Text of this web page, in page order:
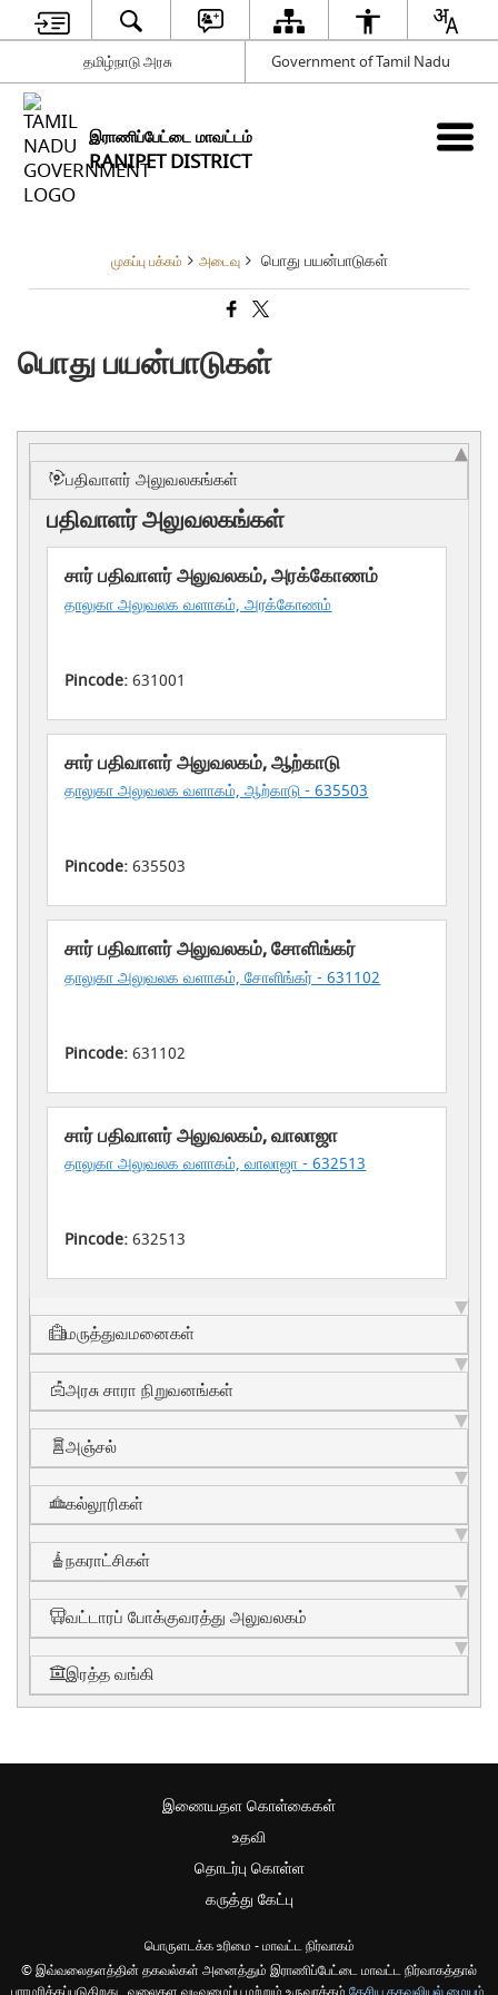
தமிழ்நாடு அரசு Government of Tamil Nadu
இராணிப்பேட்டை மாவட்டம்
RANIPET DISTRICT
முகப்பு பக்கம் அடைவு பொது பயன்பாடுகள்
பொது பயன்பாடுகள்
பதிவாளர் அலுவலகங்கள்
பதிவாளர் அலுவலகங்கள்
சார் பதிவாளர் அலுவலகம், அரக்கோணம்
தாலுகா அலுவலக வளாகம், அரக்கோணம்
Pincode:631001
சார் பதிவாளர் அலுவலகம், ஆற்காடு
தாலுகா அலுவலக வளாகம், ஆற்காடு - 635503
Pincode:635503
சார் பதிவாளர் அலுவலகம், சோளிங்கர்
தாலுகா அலுவலக வளாகம், சோளிங்கர் - 631102
Pincode:631102
சார் பதிவாளர் அலுவலகம், வாலாஜா
தாலுகா அலுவலக வளாகம், வாலாஜா - 632513
Pincode:632513
மருத்துவமனைகள்
அரசு சாரா நிறுவனங்கள்
அஞ்சல்
கல்லூரிகள்
நகராட்சிகள்
வட்டாரப் போக்குவரத்து அலுவலகம்
இரத்த வங்கி
இணையதள கொள்கைகள்
உதவி
தொடர்பு கொள்ள
கருத்து கேட்பு
பொருளடக்க உரிமை - மாவட்ட நிர்வாகம்
© இவ்வலைதளத்தின் தகவல்கள் அனைத்தும் இராணிப்பேட்டை மாவட்ட நிர்வாகத்தால்